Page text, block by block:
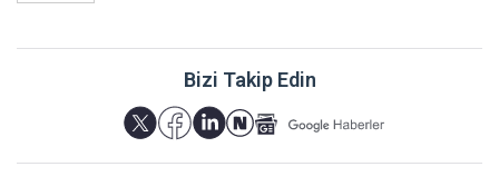
Bizi Takip Edin